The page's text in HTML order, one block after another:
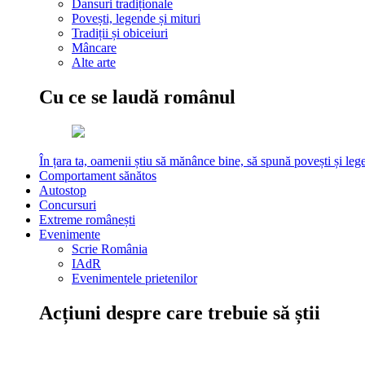
Dansuri tradiționale
Povești, legende și mituri
Tradiții și obiceiuri
Mâncare
Alte arte
Cu ce se laudă românul
În țara ta, oamenii știu să mănânce bine, să spună povești și
Comportament sănătos
Autostop
Concursuri
Extreme românești
Evenimente
Scrie România
IAdR
Evenimentele prietenilor
Acțiuni despre care trebuie să știi